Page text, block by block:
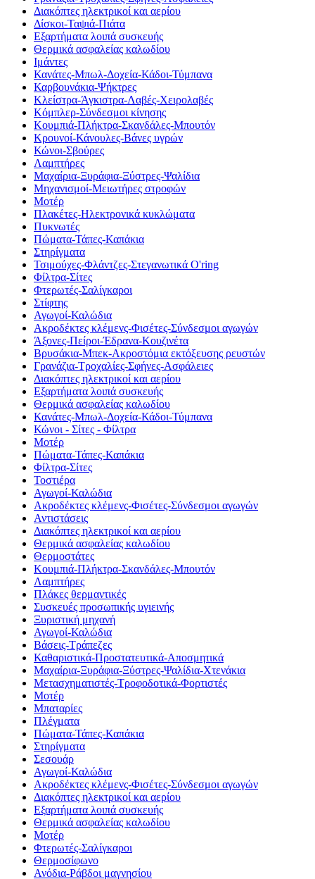
Διακόπτες ηλεκτρικοί και αερίου
Δίσκοι-Ταψιά-Πιάτα
Εξαρτήματα λοιπά συσκευής
Θερμικά ασφαλείας καλωδίου
Ιμάντες
Κανάτες-Μπωλ-Δοχεία-Κάδοι-Τύμπανα
Καρβουνάκια-Ψήκτρες
Κλείστρα-Άγκιστρα-Λαβές-Χειρολαβές
Κόμπλερ-Σύνδεσμοι κίνησης
Κουμπιά-Πλήκτρα-Σκανδάλες-Μπουτόν
Κρουνοί-Κάνουλες-Βάνες υγρών
Κώνοι-Σβούρες
Λαμπτήρες
Μαχαίρια-Ξυράφια-Ξύστρες-Ψαλίδια
Μηχανισμοί-Μειωτήρες στροφών
Μοτέρ
Πλακέτες-Ηλεκτρονικά κυκλώματα
Πυκνωτές
Πώματα-Τάπες-Καπάκια
Στηρίγματα
Τσιμούχες-Φλάντζες-Στεγανωτικά O'ring
Φίλτρα-Σίτες
Φτερωτές-Σαλίγκαροι
Στίφτης
Αγωγοί-Καλώδια
Ακροδέκτες κλέμενς-Φισέτες-Σύνδεσμοι αγωγών
Άξονες-Πείροι-Έδρανα-Κουζινέτα
Βρυσάκια-Μπεκ-Ακροστόμια εκτόξευσης ρευστών
Γρανάζια-Τροχαλίες-Σφήνες-Ασφάλειες
Διακόπτες ηλεκτρικοί και αερίου
Εξαρτήματα λοιπά συσκευής
Θερμικά ασφαλείας καλωδίου
Κανάτες-Μπωλ-Δοχεία-Κάδοι-Τύμπανα
Κώνοι - Σίτες - Φίλτρα
Μοτέρ
Πώματα-Τάπες-Καπάκια
Φίλτρα-Σίτες
Τοστιέρα
Αγωγοί-Καλώδια
Ακροδέκτες κλέμενς-Φισέτες-Σύνδεσμοι αγωγών
Αντιστάσεις
Διακόπτες ηλεκτρικοί και αερίου
Θερμικά ασφαλείας καλωδίου
Θερμοστάτες
Κουμπιά-Πλήκτρα-Σκανδάλες-Μπουτόν
Λαμπτήρες
Πλάκες θερμαντικές
Συσκευές προσωπικής υγιεινής
Ξυριστική μηχανή
Αγωγοί-Καλώδια
Βάσεις-Τράπεζες
Καθαριστικά-Προστατευτικά-Αποσμητικά
Μαχαίρια-Ξυράφια-Ξύστρες-Ψαλίδια-Χτενάκια
Μετασχηματιστές-Τροφοδοτικά-Φορτιστές
Μοτέρ
Μπαταρίες
Πλέγματα
Πώματα-Τάπες-Καπάκια
Στηρίγματα
Σεσουάρ
Αγωγοί-Καλώδια
Ακροδέκτες κλέμενς-Φισέτες-Σύνδεσμοι αγωγών
Διακόπτες ηλεκτρικοί και αερίου
Εξαρτήματα λοιπά συσκευής
Θερμικά ασφαλείας καλωδίου
Μοτέρ
Φτερωτές-Σαλίγκαροι
Θερμοσίφωνο
Ανόδια-Ράβδοι μαγνησίου